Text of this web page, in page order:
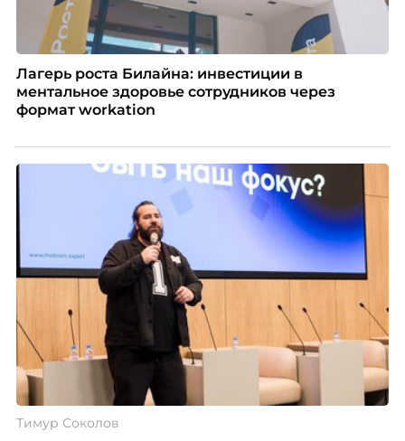
Лагерь роста Билайна: инвестиции в
ментальное здоровье сотрудников через
формат workation
Тимур Соколов